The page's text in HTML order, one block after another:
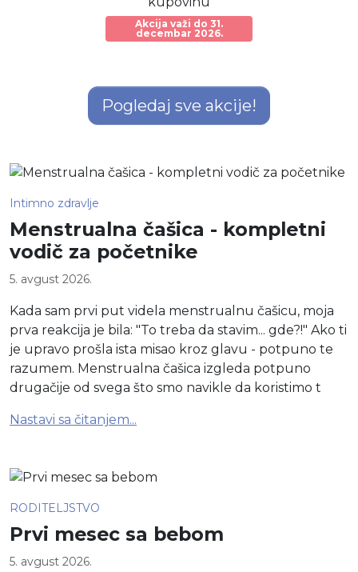
Akcija važi do 31.
decembar 2026.
Pogledaj sve akcije!
Najnoviji blog postovi
Intimno zdravlje
Menstrualna čašica - kompletni
vodič za početnike
5. avgust 2026.
Kada sam prvi put videla menstrualnu čašicu, moja
prva reakcija je bila: "To treba da stavim... gde?!" Ako ti
je upravo prošla ista misao kroz glavu - potpuno te
razumem. Menstrualna čašica izgleda potpuno
drugačije od svega što smo navikle da koristimo t
Nastavi sa čitanjem...
RODITELJSTVO
Prvi mesec sa bebom
5. avgust 2026.